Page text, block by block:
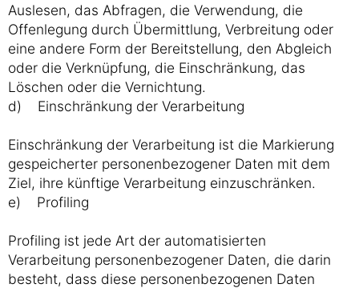
Auslesen, das Abfragen, die Verwendung, die
Offenlegung durch Übermittlung, Verbreitung oder
eine andere Form der Bereitstellung, den Abgleich
oder die Verknüpfung, die Einschränkung, das
Löschen oder die Vernichtung.
d) Einschränkung der Verarbeitung
Einschränkung der Verarbeitung ist die Markierung
gespeicherter personenbezogener Daten mit dem
Ziel, ihre künftige Verarbeitung einzuschränken.
e) Profiling
Profiling ist jede Art der automatisierten
Verarbeitung personenbezogener Daten, die darin
besteht, dass diese personenbezogenen Daten